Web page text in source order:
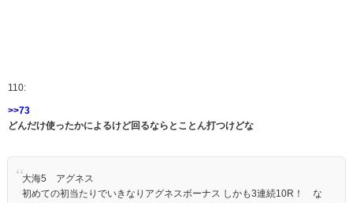
110:
>>73
どんだけ使ったかによるけど回るならとことん打つけどな
大海5 アグネス
初めての初当たりでいきなりアグネスボーナス しかも3連続10R！ な